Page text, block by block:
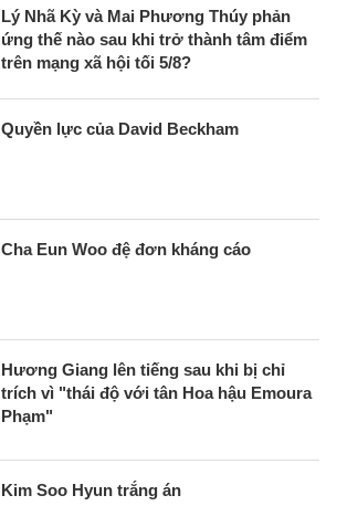
Lý Nhã Kỳ và Mai Phương Thúy phản
ứng thế nào sau khi trở thành tâm điểm
trên mạng xã hội tối 5/8?
Quyền lực của David Beckham
Cha Eun Woo đệ đơn kháng cáo
Hương Giang lên tiếng sau khi bị chỉ
trích vì "thái độ với tân Hoa hậu Emoura
Phạm"
Kim Soo Hyun trắng án